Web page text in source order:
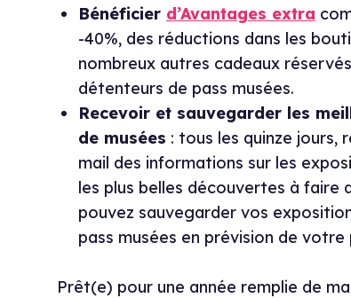
Bénéficier d’Avantages extra
-40%, des réductions dans les
nombreux autres cadeaux
détenteurs de pass musées.
Recevoir et sauvegarder les
de musées : tous les quinze jours,
mail des informations sur les
les plus belles découvertes à faire
pouvez sauvegarder vos
pass musées en prévision de
Prêt(e) pour une année remplie de